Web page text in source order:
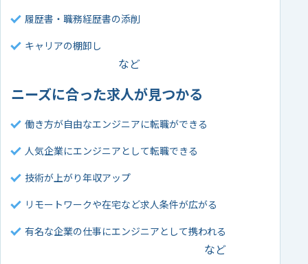
履歴書・職務経歴書の添削
キャリアの棚卸し
ニーズに合った求人が見つかる
働き方が自由なエンジニアに転職ができる
人気企業にエンジニアとして転職できる
技術が上がり年収アップ
リモートワークや在宅など求人条件が広がる
有名な企業の仕事にエンジニアとして携われる